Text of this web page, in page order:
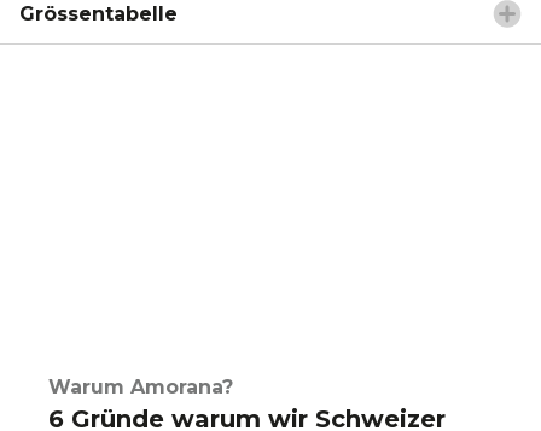
Grössentabelle
Warum Amorana?
6 Gründe warum wir Schweizer